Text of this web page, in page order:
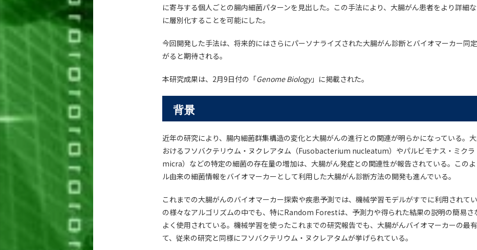
に寄与する個人ごとの腸内細菌パターンを見出した。この手法により、大腸がん患者をより詳細
に層別化することを可能にした。
今回開発した手法は、将来的にはさらにパーソナライズされた大腸がん診断とバイオマーカー同
がると期待される。
本研究成果は、2月9日付の「Genome Biology」に掲載された。
背景
近年の研究により、腸内細菌群集構造の変化と大腸がんの進行との関連が明らかになっている。
おけるフソバクテリウム・ヌクレアタム（Fusobacterium nucleatum）やパルビモナス・ミク
micra）などの特定の細菌の存在量の増加は、大腸がん発症との関連性が報告されている。この
ル由来の細菌情報をバイオマーカーとして利用した大腸がん診断方法の開発も進んでいる。
これまでの大腸がんのバイオマーカー探索や疾患予測では、機械学習モデルがすでに利用されて
の様々なアルゴリズムの中でも、特にRandom Forestは、予測力や得られた結果の説明の簡易さ
よく使用されている。機械学習を使ったこれまでの研究報告でも、大腸がんバイオマーカーの最
て、従来の研究と同様にフソバクテリウム・ヌクレアタムが挙げられている。